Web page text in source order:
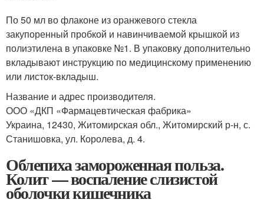
По 50 мл во флаконе из оранжевого стекла
закупоренный пробкой и навинчиваемой крышкой из
полиэтилена в упаковке №1. В упаковку дополнительно
вкладывают инструкцию по медицинскому применению
или листок-вкладыш.
Название и адрес производителя.
ООО «ДКП «Фармацевтическая фабрика»
Украина, 12430, Житомирская обл., Житомирский р-н, с.
Станишовка, ул. Королева, д. 4.
Облепиха замороженная польза.
Колит — воспаление слизистой
оболочки кишечника